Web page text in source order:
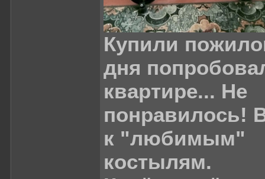
Купили
дня
квартире... Не
понравилось!
к "любимым"
костылям.